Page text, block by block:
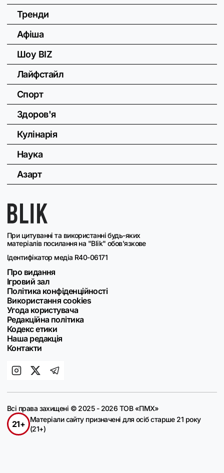
При цитуванні та використанні будь-яких
матеріалів посилання на "Blik" обов'язкове
Ідентифікатор медіа R40-06171
Про видання
Ігровий зал
Політика конфіденційності
Використання cookies
Угода користувача
Редакційна політика
Кодекс етики
Наша редакція
Контакти
Тренди
Афіша
Шоу BIZ
Лайфстайл
Спорт
Здоров'я
Кулінарія
Наука
Азарт
Всі права захищені © 2025 - 2026 ТОВ «ПМХ»
21+
Матеріали сайту призначені для осіб старше 21 року
(21+)